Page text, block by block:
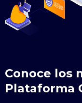
Conoce los
Plataforma